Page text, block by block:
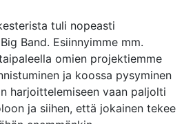
tuli nopeasti
Band. Esiinnyimme mm.
omien projektiemme
ja koossa pysyminen
harjoittelemiseen vaan paljolti
ja siihen, että jokainen tekee